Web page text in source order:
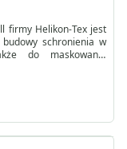
firmy Helikon-Tex jest
schronienia w
do maskowania
typu RipStop
jest mniejszą wersją
warunkach